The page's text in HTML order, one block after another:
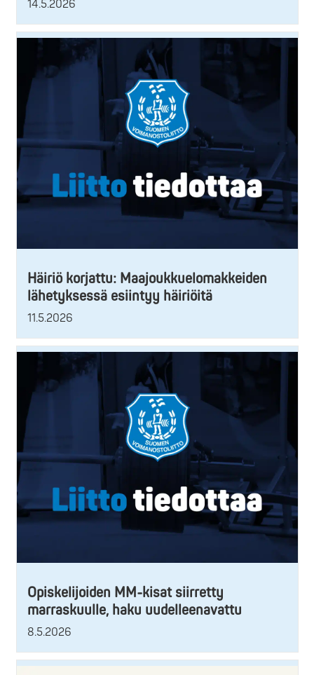
14.5.2026
Häiriö korjattu: Maajoukkuelomakkeiden
lähetyksessä esiintyy häiriöitä
11.5.2026
Opiskelijoiden MM-kisat siirretty
marraskuulle, haku uudelleenavattu
8.5.2026